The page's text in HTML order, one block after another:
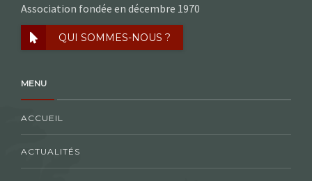
Association fondée en décembre 1970
QUI SOMMES-NOUS ?
MENU
ACCUEIL
ACTUALITÉS